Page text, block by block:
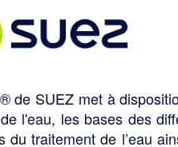
de SUEZ met à
l'eau, les bases des
du traitement de l’eau